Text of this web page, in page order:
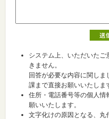
システム上、いただいた
きません。
回答が必要な内容に関し
課まで直接お願いいたしま
住所・電話番号等の個人情
願いいたします。
文字化けの原因となる、丸